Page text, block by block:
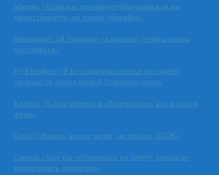
Матич: «Если вас тренирует Моуринью и вы
проигрываете, то лучше убегайте»
Мхитарян: «Я покинул «Арсенал», чтобы снова
веселиться»
Де Брюйне: «Я не слишком отстал по своему
уровню от обладателей Золотого мяча»
Клопп: «Я был уверен в «Ливерпуле», как в своей
жене»
Орье: «Никто, кроме меня, не любил «ПСЖ»
Сарри: «Мог бы устроиться на почту, чтобы не
испытывать давления»